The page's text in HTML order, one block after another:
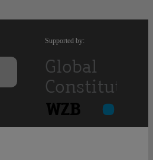
Supported by: